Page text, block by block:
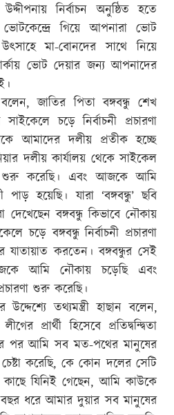
নির্বাচন অনুষ্ঠিত হতে
ভোটকেন্দ্রে গিয়ে আপনারা ভোট
মা-বোনদের সাথে নিয়ে
ভোট দেয়ার জন্য আপনাদের
বলেন, জাতির পিতা বঙ্গবন্ধু শেখ
চড়ে নির্বাচনী প্রচারণা
আমাদের দলীয় প্রতীক হচ্ছে
দলীয় কার্যালয় থেকে সাইকেল
শুরু করেছি। এবং আজকে আমি
হয়েছি। যারা ‘বঙ্গবন্ধু’ ছবি
দেখেছেন বঙ্গবন্ধু কিভাবে নৌকায়
চড়ে বঙ্গবন্ধু নির্বাচনী প্রচারণা
করতেন। বঙ্গবন্ধুর সেই
আমি নৌকায় চড়েছি এবং
শুরু করেছি।
উদ্দেশ্যে তথ্যমন্ত্রী হাছান বলেন,
প্রার্থী হিসেবে প্রতিদ্বন্দ্বিতা
পর আমি সব মত-পথের মানুষের
করেছি, কে কোন দলের সেটি
যিনিই গেছেন, আমি কাউকে
ধরে আমার দুয়ার সব মানুষের